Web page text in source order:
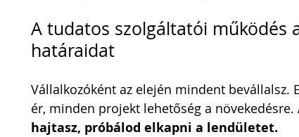
Építés Nonprofit Szervezet Startup
Szofverfejlesztés
A tudatos szolgáltatói működés
határaidat
Vállalkozóként az elején mindent bevállalsz.
ér, minden projekt lehetőség a növekedésre.
hajtasz, próbálod elkapni a lendületet.